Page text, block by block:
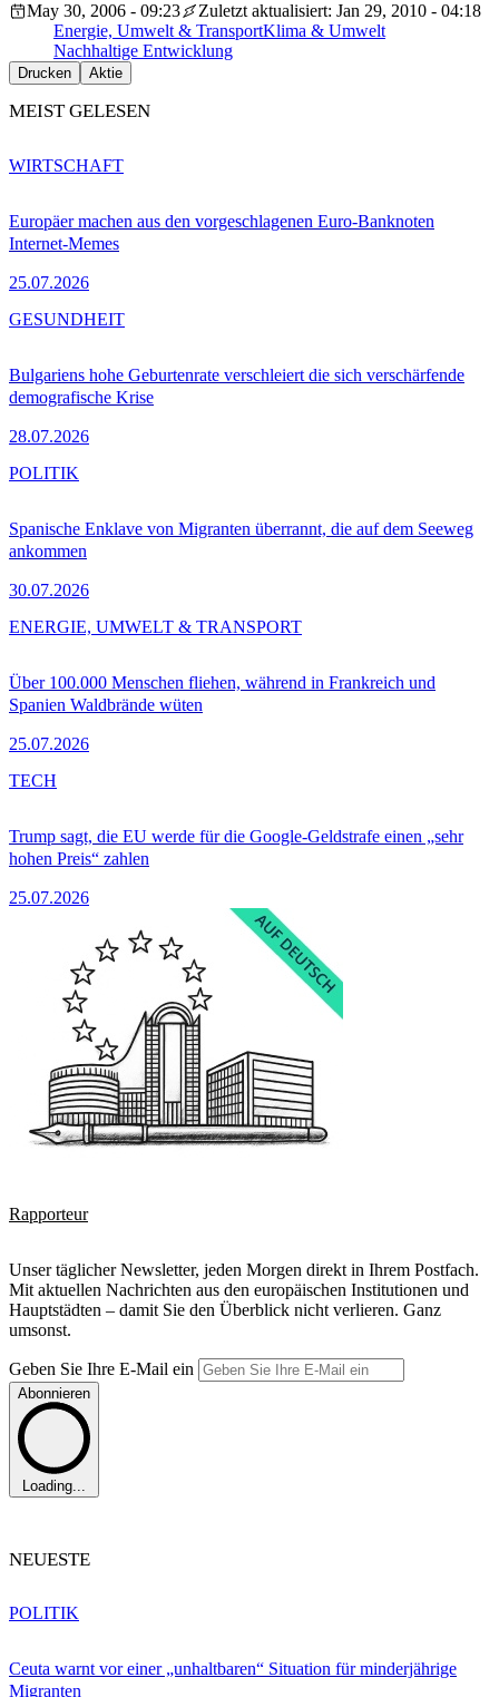
May 30, 2006 - 09:23
Zuletzt aktualisiert: Jan 29, 2010 - 04:18
Energie, Umwelt & TransportKlima & Umwelt
Nachhaltige Entwicklung
Drucken Aktie
MEIST GELESEN
Europäer machen aus den vorgeschlagenen Euro-Banknoten
Internet-Memes
25.07.2026
WIRTSCHAFT
Bulgariens hohe Geburtenrate verschleiert die sich verschärfende
demografische Krise
28.07.2026
GESUNDHEIT
Spanische Enklave von Migranten überrannt, die auf dem Seeweg
ankommen
30.07.2026
POLITIK
Über 100.000 Menschen fliehen, während in Frankreich und
Spanien Waldbrände wüten
25.07.2026
ENERGIE, UMWELT & TRANSPORT
Trump sagt, die EU werde für die Google-Geldstrafe einen „sehr
hohen Preis“ zahlen
25.07.2026
TECH
Rapporteur
Unser täglicher Newsletter, jeden Morgen direkt in Ihrem Postfach.
Mit aktuellen Nachrichten aus den europäischen Institutionen und
Hauptstädten – damit Sie den Überblick nicht verlieren. Ganz
umsonst.
Geben Sie Ihre E-Mail ein
Abonnieren
Loading...
NEUESTE
Ceuta warnt vor einer „unhaltbaren“ Situation für minderjährige
Migranten
POLITIK